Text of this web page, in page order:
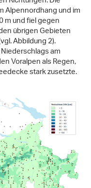
Alpennordhang und im
m und fiel gegen
übrigen Gebieten
Abbildung 2).
am
Voralpen als Regen,
stark zusetzte.